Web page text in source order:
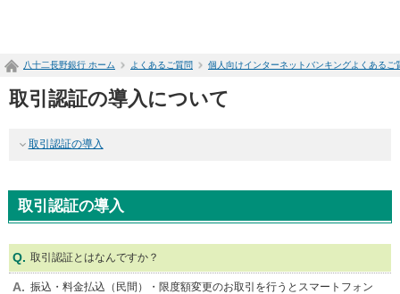
内
を
移
め
リ
で
八十二長野銀行 ホーム よくあるご質問 個人向けインターネットバンキングよくあるご
取引認証の導入について
取引認証の導入
取引認証の導入
取引認証とはなんですか？
振込・料金払込（民間）・限度額変更のお取引を行うとスマートフォン